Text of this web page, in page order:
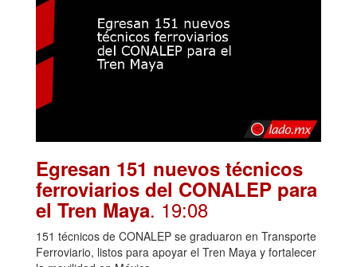
Egresan 151 nuevos técnicos
ferroviarios del CONALEP para
el Tren Maya. 19:08
151 técnicos de CONALEP se graduaron en Transporte
Ferroviario, listos para apoyar el Tren Maya y fortalecer